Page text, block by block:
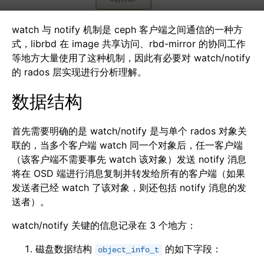
watch 与 notify 机制是 ceph 客户端之间通信的一种方
式，librbd 在 image 共享访问、rbd-mirror 的协同工作
等地方大量使用了这种机制，因此有必要对 watch/notify
的 rados 层实现进行分析理解。
数据结构
首先需要明确的是 watch/notify 是与单个 rados 对象关
联的，当多个客户端 watch 同一个对象后，任一客户端
（该客户端不需要事先 watch 该对象）发送 notify 消息
将在 OSD 端进行消息复制并转发给所有的客户端（如果
发送者已经 watch 了该对象，则还包括 notify 消息的发
送者）。
watch/notify 关键的信息记录在 3 个地方：
磁盘数据结构
object_info_t 的如下字段：